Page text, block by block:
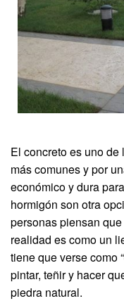
El concreto es uno de
más comunes y por
económico y dura
hormigón son otra
personas piensan
realidad es como un
tiene que verse como
pintar, teñir y hacer
piedra natural.